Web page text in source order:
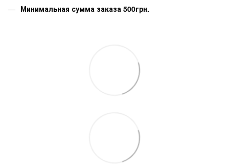
Минимальная сумма заказа 500грн.